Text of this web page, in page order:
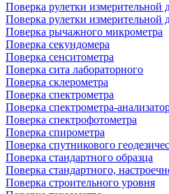
Поверка рулетки измерительной
Поверка рулетки измерительной
Поверка рычажного микрометра
Поверка секундомера
Поверка сенситометра
Поверка сита лабораторного
Поверка склерометра
Поверка спектрометра
Поверка спектрометра-
Поверка спектрофотометра
Поверка спирометра
Поверка спутникового
Поверка стандартного образца
Поверка стандартного,
Поверка строительного уровня